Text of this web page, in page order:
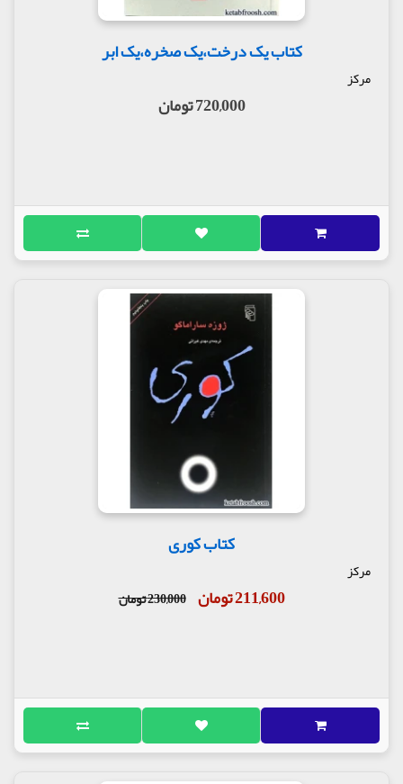
کتاب یک درخت،یک صخره،یک ابر
مرکز
720,000 تومان
کتاب کوری
مرکز
211,600 تومان 230,000 تومان